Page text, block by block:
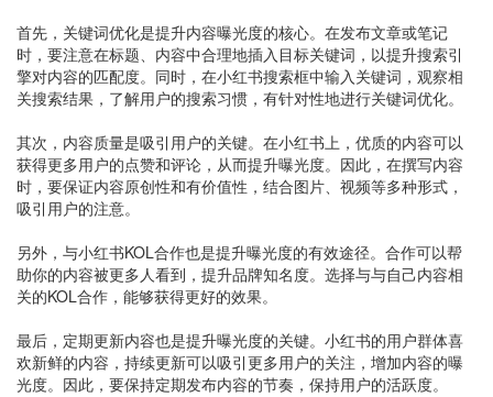
首先，关键词优化是提升内容曝光度的核心。在发布文章或笔记
时，要注意在标题、内容中合理地插入目标关键词，以提升搜索引
擎对内容的匹配度。同时，在小红书搜索框中输入关键词，观察相
关搜索结果，了解用户的搜索习惯，有针对性地进行关键词优化。
其次，内容质量是吸引用户的关键。在小红书上，优质的内容可以
获得更多用户的点赞和评论，从而提升曝光度。因此，在撰写内容
时，要保证内容原创性和有价值性，结合图片、视频等多种形式，
吸引用户的注意。
另外，与小红书KOL合作也是提升曝光度的有效途径。合作可以帮
助你的内容被更多人看到，提升品牌知名度。选择与与自己内容相
关的KOL合作，能够获得更好的效果。
最后，定期更新内容也是提升曝光度的关键。小红书的用户群体喜
欢新鲜的内容，持续更新可以吸引更多用户的关注，增加内容的曝
光度。因此，要保持定期发布内容的节奏，保持用户的活跃度。